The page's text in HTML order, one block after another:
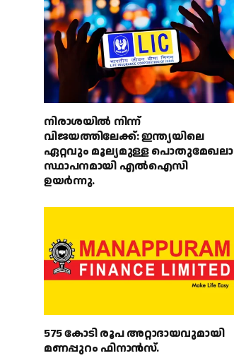
നിരാശയിൽ നിന്ന്
വിജയത്തിലേക്ക്: ഇന്ത്യയിലെ
ഏറ്റവും മൂല്യമുള്ള പൊതുമേഖലാ
സ്ഥാപനമായി എൽഐസി
ഉയർന്നു.
575 കോടി രൂപ അറ്റാദായവുമായി
മണപ്പുറം ഫിനാൻസ്.